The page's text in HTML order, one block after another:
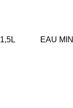
EAU